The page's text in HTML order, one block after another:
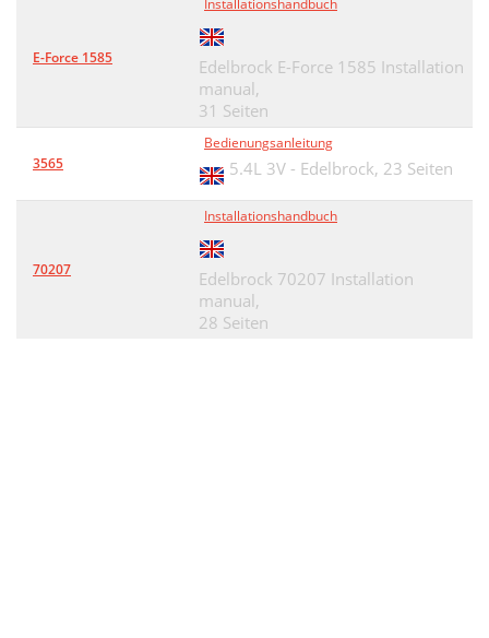
E-Force 1585
Installationshandbuch
Edelbrock E-Force 1585 Installation
manual,
31 Seiten
3565
Bedienungsanleitung
5.4L 3V - Edelbrock, 23 Seiten
70207
Installationshandbuch
Edelbrock 70207 Installation
manual,
28 Seiten